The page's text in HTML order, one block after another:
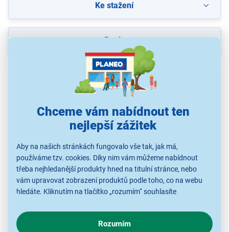
Chceme vám nabídnout ten
nejlepší zážitek
Aby na našich stránkách fungovalo vše tak, jak má,
používáme tzv. cookies. Díky nim vám můžeme nabídnout
třeba nejhledanější produkty hned na titulní stránce, nebo
vám upravovat zobrazení produktů podle toho, co na webu
hledáte. Kliknutím na tlačítko „rozumím“ souhlasíte
chování na webu pro zobrazení cílených reklam. Pokud vás
zajímají detaily, jak u nás s cookies a dalšími údaji pracujeme,
Rozumím
Popis
HP OMEN 17-db1002nc (C35PWEA)
Operační systém: Windows 11 Home
Procesor: AMD Ryzen AI 5 340
Počet jáder procesoru: 6
Základní frekvence procesoru: 2 GHz
SSD Disk: 1000 GB
Operační paměť: 32 GB
Úhlopříčka displeje: 17,3"
Rozlišení panelu: 1920 × 1080 px
Svítivost displeje: 300 Nits
Obnovovací frekvence: 144 Hz
Ke stažení